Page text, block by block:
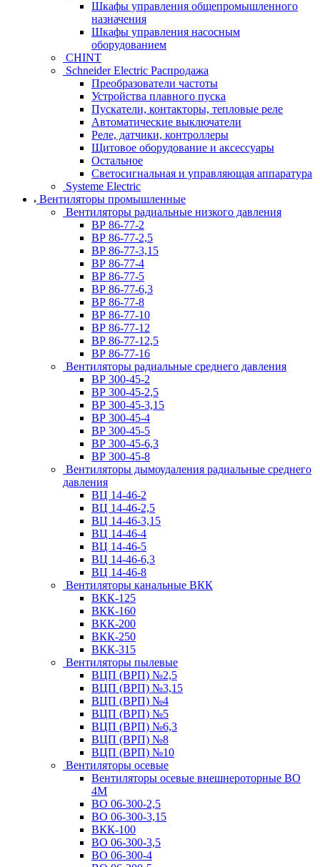
Шкафы управления общепромышленного
назначения
Шкафы управления насосным
оборудованием
CHINT
Schneider Electric Распродажа
Преобразователи частоты
Устройства плавного пуска
Пускатели, контакторы, тепловые реле
Автоматические выключатели
Реле, датчики, контроллеры
Щитовое оборудование и аксессуары
Остальное
Светосигнальная и управляющая аппаратура
Systeme Electric
Вентиляторы промышленные
Вентиляторы радиальные низкого давления
ВР 86-77-2
ВР 86-77-2,5
ВР 86-77-3,15
ВР 86-77-4
ВР 86-77-5
ВР 86-77-6,3
ВР 86-77-8
ВР 86-77-10
ВР 86-77-12
ВР 86-77-12,5
ВР 86-77-16
Вентиляторы радиальные среднего давления
ВР 300-45-2
ВР 300-45-2,5
ВР 300-45-3,15
ВР 300-45-4
ВР 300-45-5
ВР 300-45-6,3
ВР 300-45-8
Вентиляторы дымоудаления радиальные среднего
давления
ВЦ 14-46-2
ВЦ 14-46-2,5
ВЦ 14-46-3,15
ВЦ 14-46-4
ВЦ 14-46-5
ВЦ 14-46-6,3
ВЦ 14-46-8
Вентиляторы канальные ВКК
ВКК-125
ВКК-160
ВКК-200
ВКК-250
ВКК-315
Вентиляторы пылевые
ВЦП (ВРП) №2,5
ВЦП (ВРП) №3,15
ВЦП (ВРП) №4
ВЦП (ВРП) №5
ВЦП (ВРП) №6,3
ВЦП (ВРП) №8
ВЦП (ВРП) №10
Вентиляторы осевые
Вентиляторы осевые внешнероторные ВО
4М
ВО 06-300-2,5
ВО 06-300-3,15
ВКК-100
ВО 06-300-3,5
ВО 06-300-4